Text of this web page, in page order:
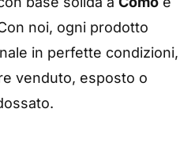
noi, ogni prodotto
in perfette condizioni,
venduto, esposto o